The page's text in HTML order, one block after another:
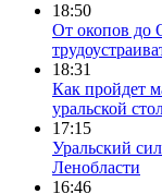
18:50
От окопов до
18:31
Как пройдет
уральской
17:15
Уральский
Ленобласти
16:46